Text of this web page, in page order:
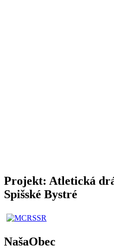
Projekt: Atletická
Spišské Bystré
NašaObec